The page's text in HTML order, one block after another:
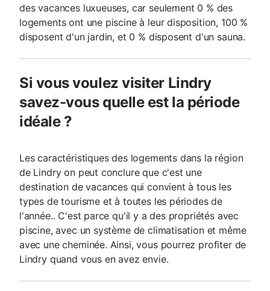
des vacances luxueuses, car seulement 0 % des
logements ont une piscine à leur disposition, 100 %
disposent d'un jardin, et 0 % disposent d'un sauna.
Si vous voulez visiter Lindry
savez-vous quelle est la période
idéale ?
Les caractéristiques des logements dans la région
de Lindry on peut conclure que c'est une
destination de vacances qui convient à tous les
types de tourisme et à toutes les périodes de
l'année.. C'est parce qu'il y a des propriétés avec
piscine, avec un système de climatisation et même
avec une cheminée. Ainsi, vous pourrez profiter de
Lindry quand vous en avez envie.